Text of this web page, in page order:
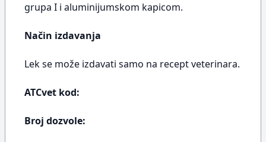
grupa I i aluminijumskom kapicom.
Način izdavanja
Lek se može izdavati samo na recept veterinara.
ATCvet kod:
Broj dozvole: